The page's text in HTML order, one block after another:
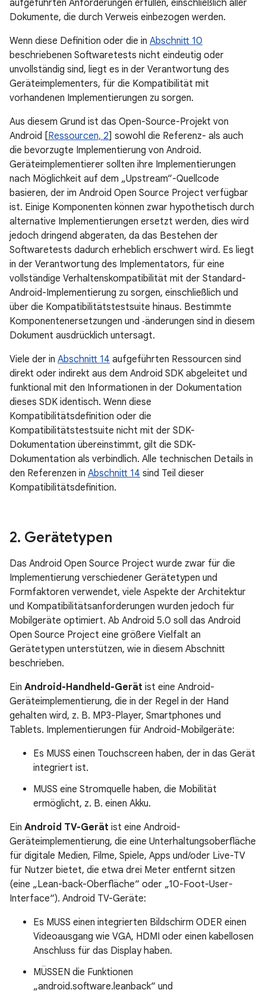
aufgeführten Anforderungen erfüllen, einschließlich aller
Dokumente, die durch Verweis einbezogen werden.
Wenn diese Definition oder die in Abschnitt 10
beschriebenen Softwaretests nicht eindeutig oder
unvollständig sind, liegt es in der Verantwortung des
Geräteimplementers, für die Kompatibilität mit
vorhandenen Implementierungen zu sorgen.
Aus diesem Grund ist das Open-Source-Projekt von
Android [Ressourcen, 2] sowohl die Referenz- als auch
die bevorzugte Implementierung von Android.
Geräteimplementierer sollten ihre Implementierungen
nach Möglichkeit auf dem „Upstream“-Quellcode
basieren, der im Android Open Source Project verfügbar
ist. Einige Komponenten können zwar hypothetisch durch
alternative Implementierungen ersetzt werden, dies wird
jedoch dringend abgeraten, da das Bestehen der
Softwaretests dadurch erheblich erschwert wird. Es liegt
in der Verantwortung des Implementators, für eine
vollständige Verhaltenskompatibilität mit der Standard-
Android-Implementierung zu sorgen, einschließlich und
über die Kompatibilitätstestsuite hinaus. Bestimmte
Komponentenersetzungen und ‑änderungen sind in diesem
Dokument ausdrücklich untersagt.
Viele der in Abschnitt 14 aufgeführten Ressourcen sind
direkt oder indirekt aus dem Android SDK abgeleitet und
funktional mit den Informationen in der Dokumentation
dieses SDK identisch. Wenn diese
Kompatibilitätsdefinition oder die
Kompatibilitätstestsuite nicht mit der SDK-
Dokumentation übereinstimmt, gilt die SDK-
Dokumentation als verbindlich. Alle technischen Details in
den Referenzen in Abschnitt 14 sind Teil dieser
Kompatibilitätsdefinition.
2. Gerätetypen
Das Android Open Source Project wurde zwar für die
Implementierung verschiedener Gerätetypen und
Formfaktoren verwendet, viele Aspekte der Architektur
und Kompatibilitätsanforderungen wurden jedoch für
Mobilgeräte optimiert. Ab Android 5.0 soll das Android
Open Source Project eine größere Vielfalt an
Gerätetypen unterstützen, wie in diesem Abschnitt
beschrieben.
Ein Android-Handheld-Gerät ist eine Android-
Geräteimplementierung, die in der Regel in der Hand
gehalten wird, z. B. MP3-Player, Smartphones und
Tablets. Implementierungen für Android-Mobilgeräte:
Es MUSS einen Touchscreen haben, der in das Gerät
integriert ist.
MUSS eine Stromquelle haben, die Mobilität
ermöglicht, z. B. einen Akku.
Ein Android TV-Gerät ist eine Android-
Geräteimplementierung, die eine Unterhaltungsoberfläche
für digitale Medien, Filme, Spiele, Apps und/oder Live-TV
für Nutzer bietet, die etwa drei Meter entfernt sitzen
(eine „Lean-back-Oberfläche“ oder „10-Foot-User-
Interface“). Android TV-Geräte:
Es MUSS einen integrierten Bildschirm ODER einen
Videoausgang wie VGA, HDMI oder einen kabellosen
Anschluss für das Display haben.
MÜSSEN die Funktionen
„android.software.leanback“ und